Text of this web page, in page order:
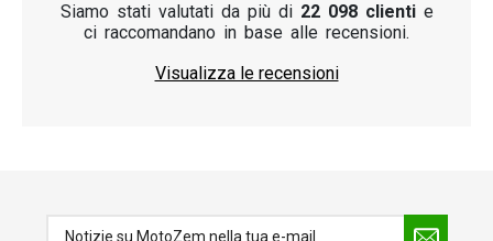
Siamo stati valutati da più di 22 098 clientie
ci raccomandano in base alle recensioni.
Visualizza le recensioni